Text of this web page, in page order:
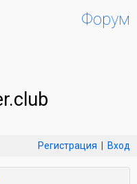
Форум
Регистрация Вход